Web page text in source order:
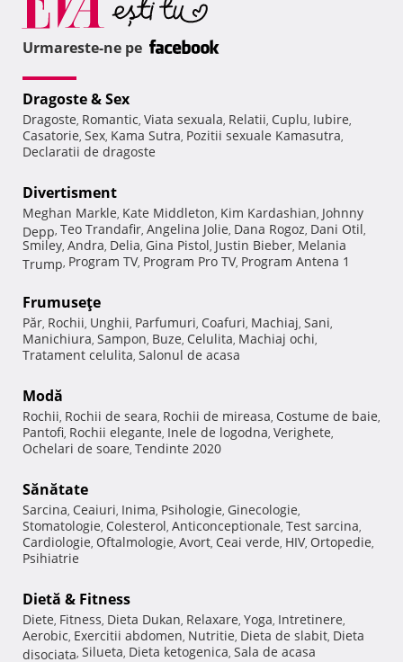
Urmareste-ne pe
Dragoste & Sex
Dragoste, Romantic, Viata sexuala, Relatii, Cuplu, Iubire,
Casatorie, Sex, Kama Sutra, Pozitii sexuale Kamasutra,
Declaratii de dragoste
Divertisment
Meghan Markle, Kate Middleton, Kim Kardashian, Johnny
Depp, Teo Trandafir, Angelina Jolie, Dana Rogoz, Dani Otil,
Smiley, Andra, Delia, Gina Pistol, Justin Bieber, Melania
Trump, Program TV, Program Pro TV, Program Antena 1
Frumuseţe
Păr, Rochii, Unghii, Parfumuri, Coafuri, Machiaj, Sani,
Manichiura, Sampon, Buze, Celulita, Machiaj ochi,
Tratament celulita, Salonul de acasa
Modă
Rochii, Rochii de seara, Rochii de mireasa, Costume de baie,
Pantofi, Rochii elegante, Inele de logodna, Verighete,
Ochelari de soare, Tendinte 2020
Sănătate
Sarcina, Ceaiuri, Inima, Psihologie, Ginecologie,
Stomatologie, Colesterol, Anticonceptionale, Test sarcina,
Cardiologie, Oftalmologie, Avort, Ceai verde, HIV, Ortopedie,
Psihiatrie
Dietă & Fitness
Diete, Fitness, Dieta Dukan, Relaxare, Yoga, Intretinere,
Aerobic, Exercitii abdomen, Nutritie, Dieta de slabit, Dieta
disociata, Silueta, Dieta ketogenica, Sala de acasa